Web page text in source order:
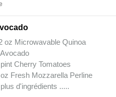
oz Microwavable Quinoa
Cherry Tomatoes
Fresh Mozzarella Perline
d'ingrédients .....